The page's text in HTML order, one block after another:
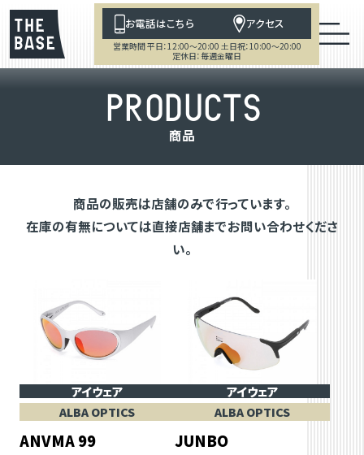
お電話はこちら アクセス
営業時間 平日：12:00～20:00 土日祝：10:00～20:00
定休日：毎週金曜日
PRODUCTS
商品
商品の販売は店舗のみで行っています。
在庫の有無については直接店舗までお問い合わせくださ
い。
アイウェア
ALBA OPTICS
ANVMA 99
アイウェア
ALBA OPTICS
JUNBO